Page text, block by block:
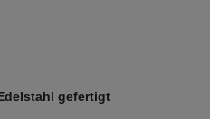
gefertigt